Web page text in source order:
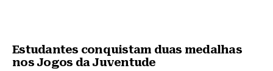
Estudantes conquistam duas medalhas
nos Jogos da Juventude